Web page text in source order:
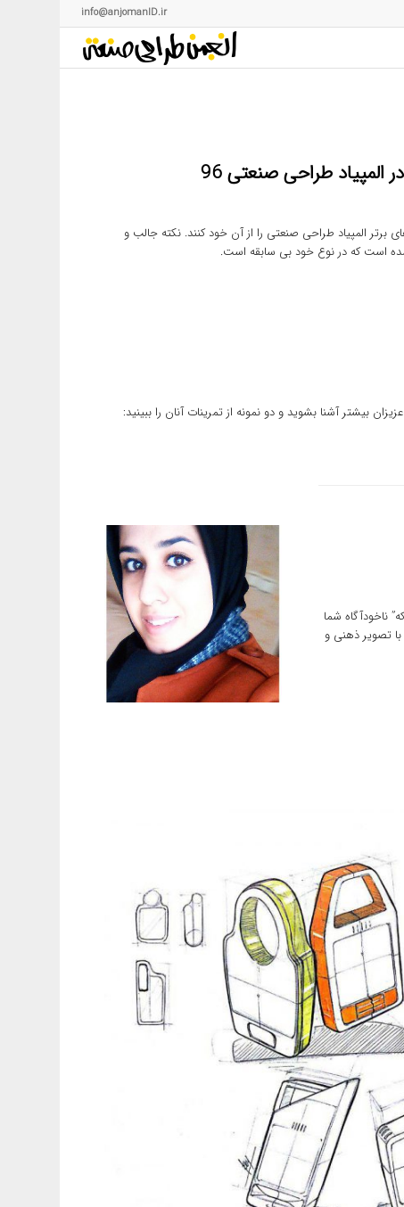
info@anjomanID.ir
طراحی صنعتی 96
مرکز 4 نفر توانستند رتبه های های برتر المپیاد طراحی صنعتی را از آن خود کنند. نکته جالب و
است که در نوع خود بی سابقه است.
بیشتر آشنا بشوید و دو نمونه از تمرینات آنان را ببینید:
ناخودآگاه شما
تصویر ذهنی و